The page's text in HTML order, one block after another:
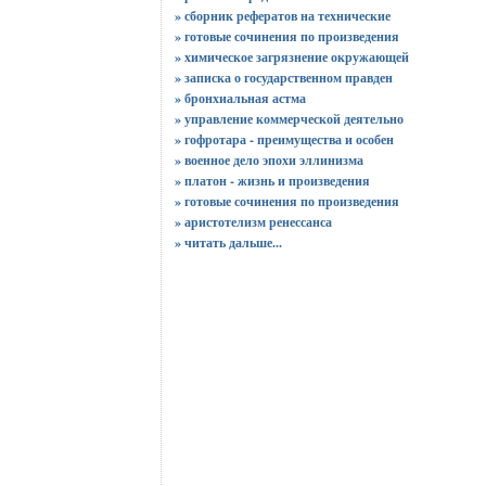
» сборник рефератов на технические
» готовые сочинения по произведения
» химическое загрязнение окружающей
» записка о государственном правден
» бронхиальная астма
» управление коммерческой деятельно
» гофротара - преимущества и особен
» военное дело эпохи эллинизма
» платон - жизнь и произведения
» готовые сочинения по произведения
» аристотелизм ренессанса
»читать дальше...